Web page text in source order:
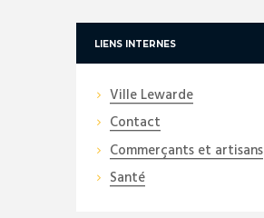
LIENS INTERNES
Ville Lewarde
Contact
Commerçants et artisans
Santé